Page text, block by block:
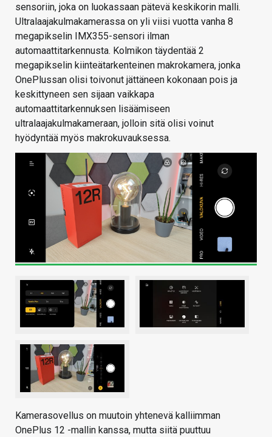
sensoriin, joka on luokassaan pätevä keskikorin malli.
Ultralaajakulmakamerassa on yli viisi vuotta vanha 8
megapikselin IMX355-sensori ilman
automaattitarkennusta. Kolmikon täydentää 2
megapikselin kiinteätarkenteinen makrokamera, jonka
OnePlussan olisi toivonut jättäneen kokonaan pois ja
keskittyneen sen sijaan vaikkapa
automaattitarkennuksen lisäämiseen
ultralaajakulmakameraan, jolloin sitä olisi voinut
hyödyntää myös makrokuvauksessa.
Kamerasovellus on muutoin yhtenevä kalliimman
OnePlus 12 -mallin kanssa, mutta siitä puuttuu